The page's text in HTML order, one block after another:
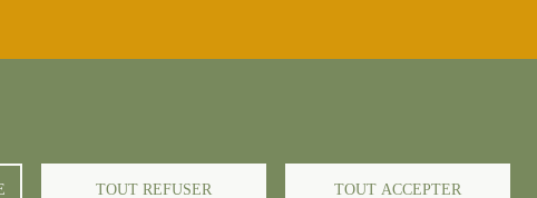
TOUT REFUSER TOUT ACCEPTER
légales